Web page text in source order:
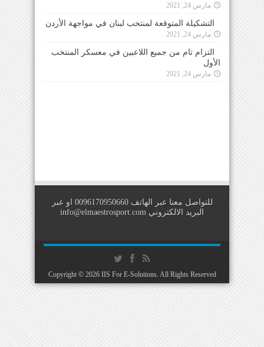
مارس 24, 2021
التشكيلة المتوقعة لمنتخب لبنان في مواجهة الأردن
مارس 24, 2021
التزام تام من جميع اللاعبين في معسكر المنتخب
الأول
مارس 24, 2021
للتواصل معنا عبر الهاتف 0096170950660 او عبر
البريد الالكتروني info@elmaestrosport.com
Copyright © 2026 IIS For E-Solutions. All Rights Reserved